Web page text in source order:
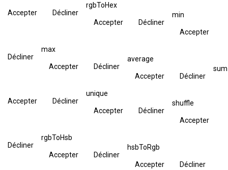
Accepter Décliner
rgbToHex
Accepter Décliner
min
Accepter
Décliner
max
Accepter Décliner
average
Accepter Décliner
sum
Accepter Décliner
unique
Accepter Décliner
shuffle
Accepter
Décliner
rgbToHsb
Accepter Décliner
hsbToRgb
Accepter Décliner